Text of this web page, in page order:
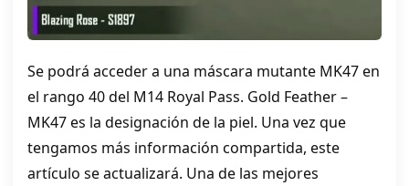
Se podrá acceder a una máscara mutante MK47 en
el rango 40 del M14 Royal Pass. Gold Feather –
MK47 es la designación de la piel. Una vez que
tengamos más información compartida, este
artículo se actualizará. Una de las mejores